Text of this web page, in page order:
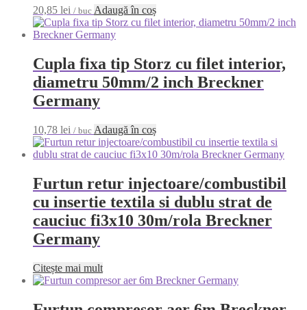
20,85 lei / buc Adaugă în coș
Cupla fixa tip Storz cu filet interior,
diametru 50mm/2 inch Breckner
Germany
10,78 lei / buc Adaugă în coș
Furtun retur injectoare/combustibil
cu insertie textila si dublu strat de
cauciuc fi3x10 30m/rola Breckner
Germany
Citește mai mult